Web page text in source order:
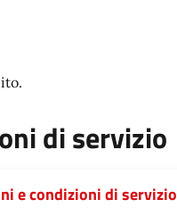
di servizio
e condizioni di servizio